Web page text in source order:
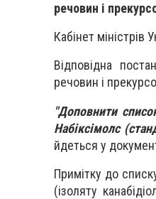
речовин і
Кабінет міністрів
Відповідна
речовин і
"Доповнити
Набіксімолс
йдеться у
Примітку до
(ізоляту